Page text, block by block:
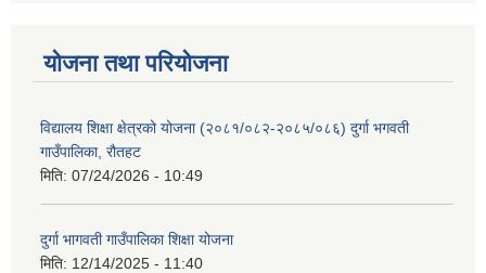
योजना तथा परियोजना
विद्यालय शिक्षा क्षेत्रको योजना (२०८१/०८२-२०८५/०८६) दुर्गा भगवती
गाउँपालिका, रौतहट
मिति: 07/24/2026 - 10:49
दुर्गा भागवती गाउँपालिका शिक्षा योजना
मिति: 12/14/2025 - 11:40